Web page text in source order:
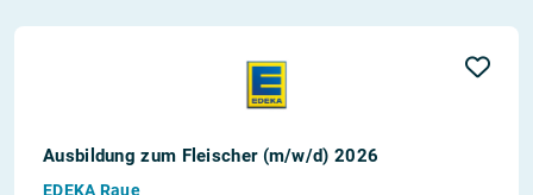
Ausbildung zum Fleischer (m/w/d) 2026
EDEKA Raue